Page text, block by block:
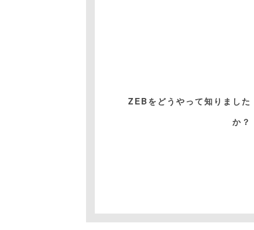
ZEBをどうやって知りました
か？